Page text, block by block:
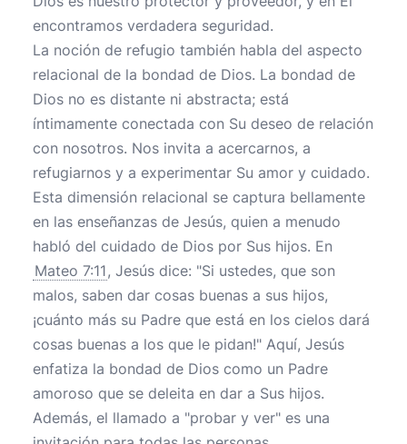
encontramos verdadera seguridad.
La noción de refugio también habla del aspecto
relacional de la bondad de Dios. La bondad de
Dios no es distante ni abstracta; está
íntimamente conectada con Su deseo de relación
con nosotros. Nos invita a acercarnos, a
refugiarnos y a experimentar Su amor y cuidado.
Esta dimensión relacional se captura bellamente
en las enseñanzas de Jesús, quien a menudo
habló del cuidado de Dios por Sus hijos. En
Mateo 7:11, Jesús dice: "Si ustedes, que son
malos, saben dar cosas buenas a sus hijos,
¡cuánto más su Padre que está en los cielos dará
cosas buenas a los que le pidan!" Aquí, Jesús
enfatiza la bondad de Dios como un Padre
amoroso que se deleita en dar a Sus hijos.
Además, el llamado a "probar y ver" es una